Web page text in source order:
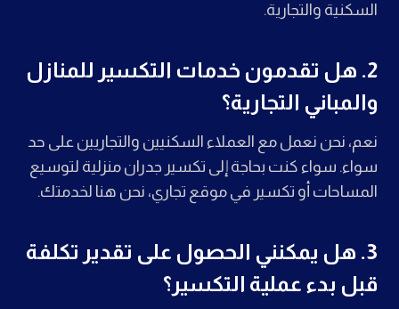
السكنية والتجارية.
2. هل تقدمون خدمات التكسير للمنازل
والمباني التجارية؟
نعم، نحن نعمل مع العملاء السكنيين والتجاريين على حد
سواء. سواء كنت بحاجة إلى تكسير جدران منزلية لتوسيع
المساحات أو تكسير في موقع تجاري، نحن هنا لخدمتك.
3. هل يمكنني الحصول على تقدير تكلفة
قبل بدء عملية التكسير؟